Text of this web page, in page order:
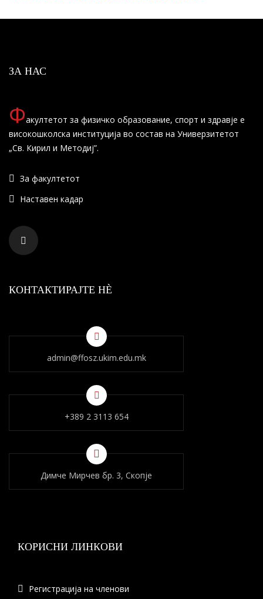
ЗА НАС
Факултетот за физичко образование, спорт и здравје е
високошколска институција во состав на Универзитетот
„Св. Кирил и Методиј”.
За факултетот
Наставен кадар
КОНТАКТИРАЈТЕ НÈ
admin@ffosz.ukim.edu.mk
+389 2 3113 654
Димче Мирчев бр. 3, Скопје
КОРИСНИ ЛИНКОВИ
Регистрација на членови